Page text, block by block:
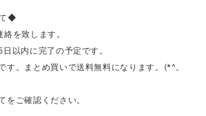
◆
を致します。
以内に完了の予定です。
す。まとめ買いで送料無料になります。(*^。
ご確認ください。